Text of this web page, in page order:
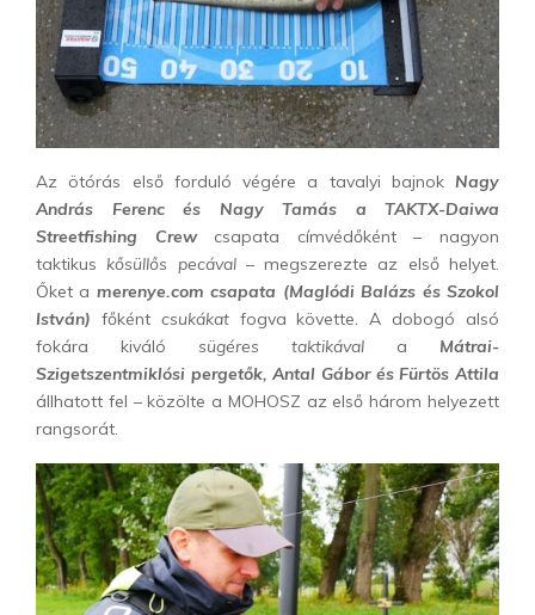
Az ötórás első forduló végére a tavalyi bajnok Nagy
András Ferenc és Nagy Tamás
a TAKTX-Daiwa
Streetfishing Crew
csapata címvédőként – nagyon
taktikus kősüllős pecával– megszerezte az első helyet.
Őket a merenye.com csapata (Maglódi Balázs és Szokol
István) főként csukákatfogva követte. A dobogó alsó
fokára kiváló sügéres taktikával a Mátrai-
Szigetszentmiklósi pergetők, Antal Gábor és Fürtös Attila
állhatott fel – közölte a MOHOSZ az első három helyezett
rangsorát.